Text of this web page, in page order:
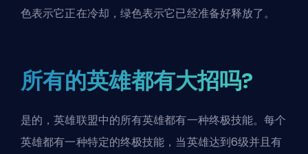
色表示它正在冷却，绿色表示它已经准备好释放了。
所有的英雄都有大招吗?
是的，英雄联盟中的所有英雄都有一种终极技能。每个
英雄都有一种特定的终极技能，当英雄达到6级并且有